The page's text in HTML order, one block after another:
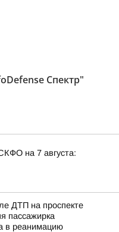
Спектр"
на 7 августа:
ДТП на проспекте
пассажирка
в реанимацию